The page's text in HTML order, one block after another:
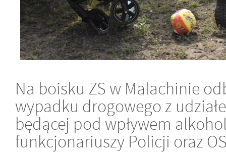
Na boisku ZS w Malachinie
wypadku drogowego z
będącej pod wpływem
funkcjonariuszy Policji oraz